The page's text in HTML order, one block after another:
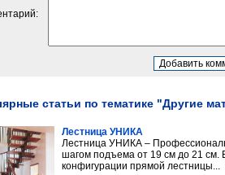
статьи по тематике "Другие
Лестница УНИКА
Лестница УНИКА –
шагом подъема от 19 см до 21 см.
конфигурации прямой лестницы...